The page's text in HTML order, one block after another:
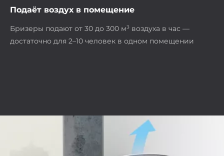
Подаёт воздух в помещение
Бризеры подают от 30 до 300 м³ воздуха в час —
достаточно для 2–10 человек в одном помещении